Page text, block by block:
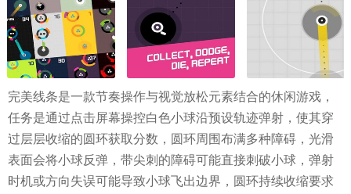
完美线条是一款节奏操作与视觉放松元素结合的休闲游戏，
任务是通过点击屏幕操控白色小球沿预设轨迹弹射，使其穿
过层层收缩的圆环获取分数，圆环周围布满多种障碍，光滑
表面会将小球反弹，带尖刺的障碍可能直接刺破小球，弹射
时机或方向失误可能导致小球飞出边界，圆环持续收缩要求